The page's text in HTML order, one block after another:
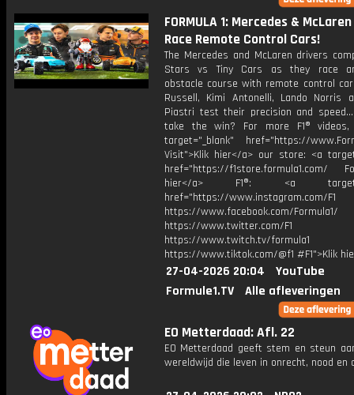
FORMULA 1: Mercedes &
Race Remote Control Cars!
The Mercedes and McLaren drivers
Stars vs Tiny Cars as they race
obstacle course with remote control
Russell, Kimi Antonelli, Lando Norris
Piastri test their precision and
take the win? For more F1®
target="_blank" href="https://
Visit">Klik hier</a> our store: <a
href="https://f1store.formula1.com/
hier</a> F1®: <a
href="https://www.instagram.com/F1
https://www.facebook.com/Formula1/
https://www.twitter.com/F1
https://www.twitch.tv/formula1
https://www.tiktok.com/@f1 #F1">Klik
27-04-2026 20:04
YouTube
Formule1.TV
Alle afleveringen
EO Metterdaad: Afl. 22
EO Metterdaad geeft stem en steun
wereldwijd die leven in onrecht, nood en